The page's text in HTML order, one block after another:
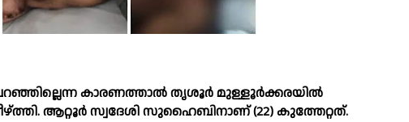
കാരണത്താല്‍ തൃശൂർ മുള്ളൂർക്കരയില്‍
ആറ്റൂർ സ്വദേശി സുഹൈബിനാണ് (22) കുത്തേറ്റത്.